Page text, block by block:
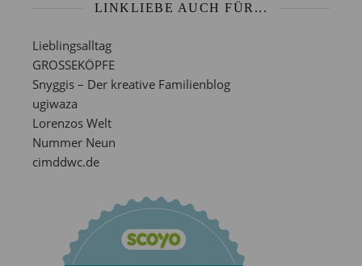
LINKLIEBE AUCH FÜR...
Lieblingsalltag
GROSSEKÖPFE
Snyggis – Der kreative Familienblog
ugiwaza
Lorenzos Welt
Nummer Neun
cimddwc.de